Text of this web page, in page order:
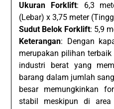
Ukuran Forklift: 6,3
(Lebar) x 3,75 meter
Sudut Belok Forklift: 5,9
Keterangan: Dengan
merupakan pilihan
industri berat yang
barang dalam jumlah
besar memungkinkan
stabil meskipun di